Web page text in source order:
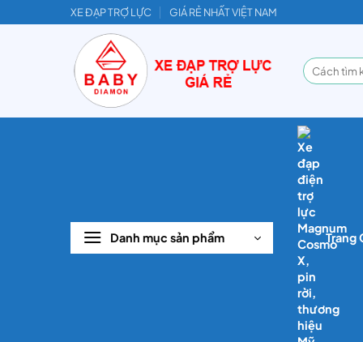
qua
XE ĐẠP TRỢ LỰC GIÁ RẺ NHẤT VIỆT NAM
Tìm
kiếm:
Danh mục sản phẩm Trang